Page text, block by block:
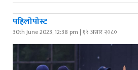
पहिलोपोस्ट
30th June 2023, 12:38 pm | १५ असार २०८०